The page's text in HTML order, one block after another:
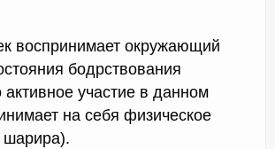
воспринимает окружающий
бодрствования
активное участие в данном
на себя физическое
шарира).